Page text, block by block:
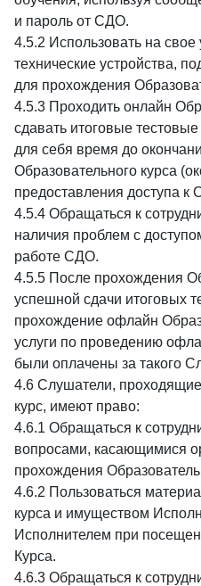
и пароль от СДО.
4.5.2 Использовать на
технические устройства,
для прохождения
4.5.3 Проходить онлайн
сдавать итоговые
для себя время до
Образовательного курса
предоставления доступа к
4.5.4 Обращаться к
наличия проблем с
работе СДО.
4.5.5 После прохождения
успешной сдачи итоговых
прохождение офлайн
услуги по проведению
были оплачены за такого
4.6 Слушатели,
курс, имеют право:
4.6.1 Обращаться к
вопросами, касающимися
прохождения
4.6.2 Пользоваться
курса и имуществом
Исполнителем при
Курса.
4.6.3 Обращаться к